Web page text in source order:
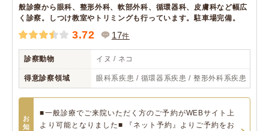
般診療から眼科、整形外科、軟部外科、循環器科、皮膚科など幅広
く診察。しつけ教室やトリミングも行っています。駐車場完備。
3.72 17件
診察動物 イヌ / ネコ
得意診察領域 眼科系疾患 / 循環器系疾患 / 整形外科系疾患
お
知
■一般診療でご来院いただく方のご予約がWEBサイト上
より可能となりました■ 『ネット予約』よりご予約をお